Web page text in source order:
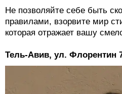
Не позволяйте себе быть
правилами, взорвите мир
которая отражает вашу
Тель-Авив, ул. Флорентин